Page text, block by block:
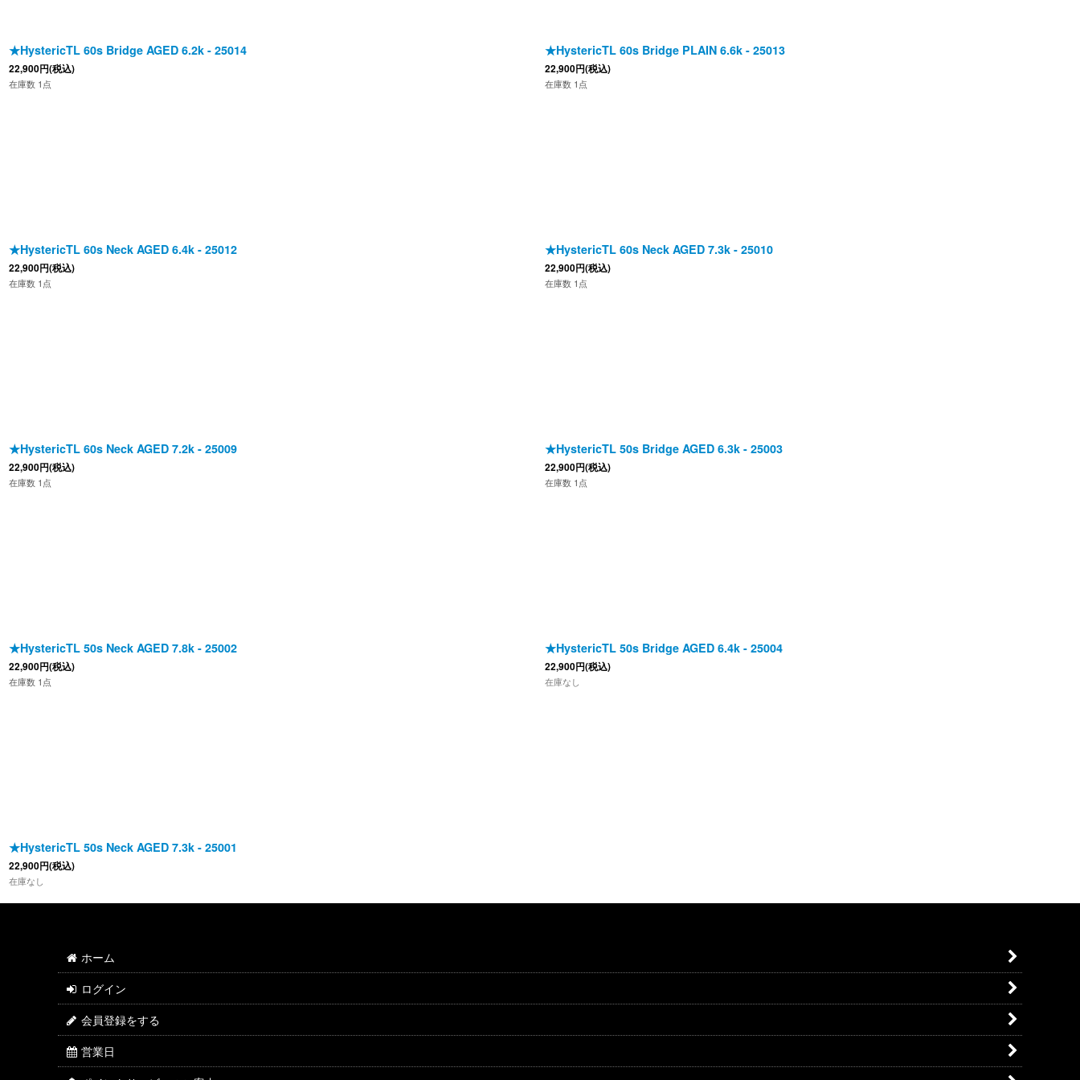
★HystericTL 60s Bridge AGED 6.2k - 25014
22,900円(税込)
在庫数 1点
★HystericTL 60s Bridge PLAIN 6.6k - 25013
22,900円(税込)
在庫数 1点
★HystericTL 60s Neck AGED 6.4k - 25012
22,900円(税込)
在庫数 1点
★HystericTL 60s Neck AGED 7.3k - 25010
22,900円(税込)
在庫数 1点
★HystericTL 60s Neck AGED 7.2k - 25009
22,900円(税込)
在庫数 1点
★HystericTL 50s Bridge AGED 6.3k - 25003
22,900円(税込)
在庫数 1点
★HystericTL 50s Neck AGED 7.8k - 25002
22,900円(税込)
在庫数 1点
★HystericTL 50s Bridge AGED 6.4k - 25004
22,900円(税込)
在庫なし
★HystericTL 50s Neck AGED 7.3k - 25001
22,900円(税込)
在庫なし
ホーム
ログイン
会員登録をする
営業日